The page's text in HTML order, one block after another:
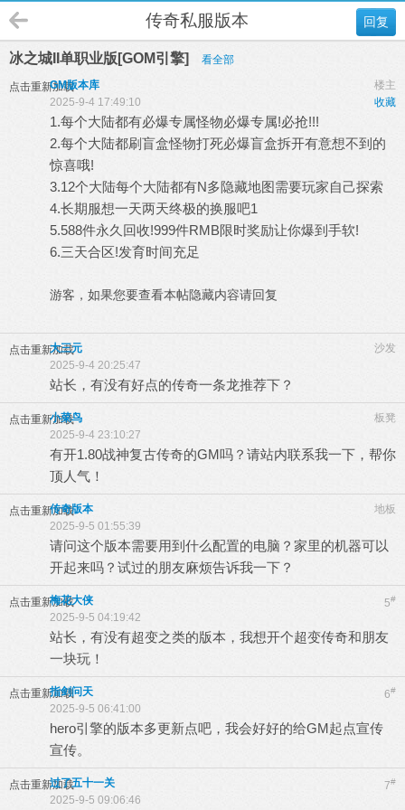
回复
传奇私服版本
冰之城II单职业版[GOM引擎] 看全部
点击重新加载 楼主
GM版本库
收藏
2025-9-4 17:49:10
1.每个大陆都有必爆专属怪物必爆专属!必抢!!!
2.每个大陆都刷盲盒怪物打死必爆盲盒拆开有意想不到的
惊喜哦!
3.12个大陆每个大陆都有N多隐藏地图需要玩家自己探索
4.长期服想一天两天终极的换服吧1
5.588件永久回收!999件RMB限时奖励让你爆到手软!
6.三天合区!发育时间充足
游客，如果您要查看本帖隐藏内容请回复
点击重新加载 沙发
大三元
2025-9-4 20:25:47
站长，有没有好点的传奇一条龙推荐下？
点击重新加载 板凳
小菜鸟
2025-9-4 23:10:27
有开1.80战神复古传奇的GM吗？请站内联系我一下，帮你
顶人气！
点击重新加载 地板
传奇版本
2025-9-5 01:55:39
请问这个版本需要用到什么配置的电脑？家里的机器可以
开起来吗？试过的朋友麻烦告诉我一下？
点击重新加载 5#
梅花大侠
2025-9-5 04:19:42
站长，有没有超变之类的版本，我想开个超变传奇和朋友
一块玩！
点击重新加载 6#
指剑问天
2025-9-5 06:41:00
hero引擎的版本多更新点吧，我会好好的给GM起点宣传
宣传。
点击重新加载 7#
过了五十一关
2025-9-5 09:06:46